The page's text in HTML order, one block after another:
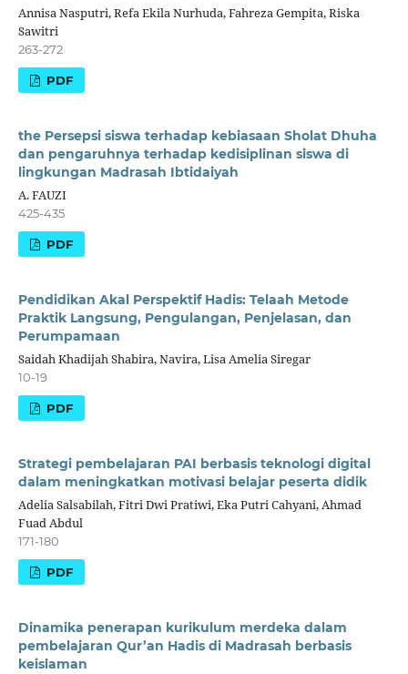
Annisa Nasputri, Refa Ekila Nurhuda, Fahreza Gempita, Riska
Sawitri
263-272
PDF
the Persepsi siswa terhadap kebiasaan Sholat Dhuha
dan pengaruhnya terhadap kedisiplinan siswa di
lingkungan Madrasah Ibtidaiyah
A. FAUZI
425-435
PDF
Pendidikan Akal Perspektif Hadis: Telaah Metode
Praktik Langsung, Pengulangan, Penjelasan, dan
Perumpamaan
Saidah Khadijah Shabira, Navira, Lisa Amelia Siregar
10-19
PDF
Strategi pembelajaran PAI berbasis teknologi digital
dalam meningkatkan motivasi belajar peserta didik
Adelia Salsabilah, Fitri Dwi Pratiwi, Eka Putri Cahyani, Ahmad
Fuad Abdul
171-180
PDF
Dinamika penerapan kurikulum merdeka dalam
pembelajaran Qur’an Hadis di Madrasah berbasis
keislaman